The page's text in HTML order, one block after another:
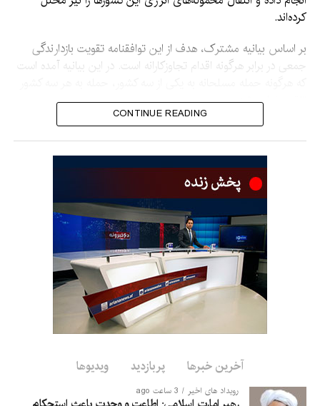
کرده‌اند.
بر اساس بیانیه مشترک، هدف از این توافقنامه تقویت بازدارندگی
جمعی در برابر هرگونه اقدام تجاوزکارانه است. در این بیانیه آمده است
تلقی خواهد شد.
در حالی که در بیانیه جزئیاتی درباره تعهدات یا مسئولیت‌های هر یک
شده، ارائه نشده است، تأکید شده که این پیمان با هدف تقویت امنیت
جمعی و ترویج صلح، امنیت و ثبات در منطقه و فراتر از آن منعقد
شده است.
یک مقام ترکیه‌ای این توافق را ماهیتی دفاعی توصیف کرد و گفت که
این پیمان علیه هیچ طرف مشخصی تنظیم نشده، برای پیوستن
دیگر کشورهای منطقه نیز باز است و هیچ‌یک از توافق‌های دوجانبه یا
چندجانبه موجود را لغو یا جایگزین نمی‌کند.
با این حال، این سه کشور به‌طور ویژه نسبت به مواضع نظامی فزاینده
تهاجمی اسرائیل و همچنین ایرانِ شیعه با گرایش انقلابی ابراز نگرانی
مهار ناآرامی‌های منطقه‌ای با چالش روبه‌رو است.
CONTINUE READING
آخرین خبرها پربازدید ویدیوها
رویداد های اخیر 3 ساعت ago